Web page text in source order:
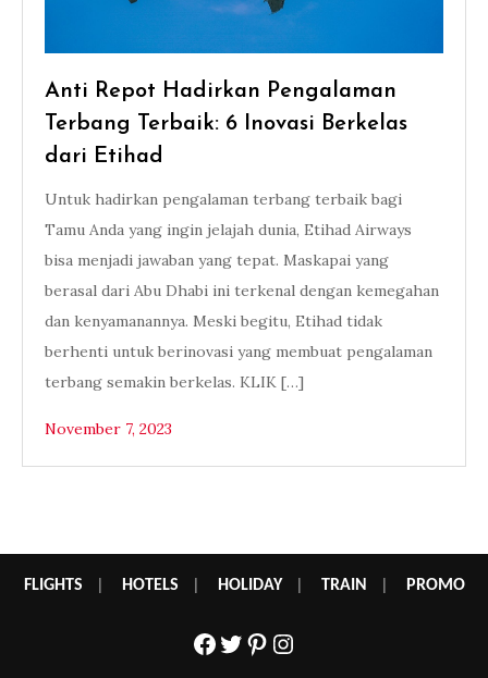
Anti Repot Hadirkan Pengalaman
Terbang Terbaik: 6 Inovasi Berkelas
dari Etihad
Untuk hadirkan pengalaman terbang terbaik bagi
Tamu Anda yang ingin jelajah dunia, Etihad Airways
bisa menjadi jawaban yang tepat. Maskapai yang
berasal dari Abu Dhabi ini terkenal dengan kemegahan
dan kenyamanannya. Meski begitu, Etihad tidak
berhenti untuk berinovasi yang membuat pengalaman
terbang semakin berkelas. KLIK […]
November 7, 2023
FLIGHTS HOTELS HOLIDAY| TRAIN PROMO
Facebook
Twitter
Pinterest
Instagram